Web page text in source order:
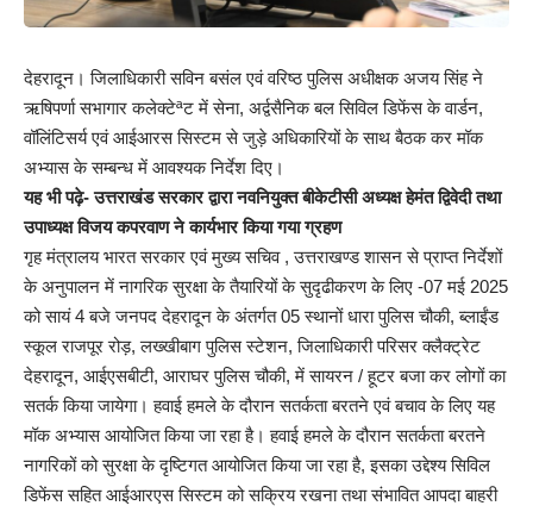
देहरादून। जिलाधिकारी सविन बसंल एवं वरिष्ठ पुलिस अधीक्षक अजय सिंह ने
ऋषिपर्णा सभागार कलेक्टेªट में सेना, अर्द्वसैनिक बल सिविल डिफेंस के वार्डन,
वॉलिंटिसर्य एवं आईआरस सिस्टम से जुड़े अधिकारियों के साथ बैठक कर मॉक
अभ्यास के सम्बन्ध में आवश्यक निर्देश दिए।
यह भी पढ़े-उत्तराखंड सरकार द्वारा नव‌नियुक्त बीकेटीसी अध्यक्ष हेमंत द्विवेदी तथा
उपाध्यक्ष विजय कपरवाण ने कार्यभार किया गया ग्रहण
गृह मंत्रालय भारत सरकार एवं मुख्य सचिव , उत्तराखण्ड शासन से प्राप्त निर्देशों
के अनुपालन में नागरिक सुरक्षा के तैयारियों के सुदृढीकरण के लिए -07 मई 2025
को सायं 4 बजे जनपद देहरादून के अंतर्गत 05 स्थानों धारा पुलिस चौकी, ब्लाईंड
स्कूल राजपूर रोड़, लख्खीबाग पुलिस स्टेशन, जिलाधिकारी परिसर क्लैक्ट्रेट
देहरादून, आईएसबीटी, आराघर पुलिस चौकी, में सायरन / हूटर बजा कर लोगों का
सतर्क किया जायेगा। हवाई हमले के दौरान सतर्कता बरतने एवं बचाव के लिए यह
मॉक अभ्यास आयोजित किया जा रहा है। हवाई हमले के दौरान सतर्कता बरतने
नागरिकों को सुरक्षा के दृष्टिगत आयोजित किया जा रहा है, इसका उद्देश्य सिविल
डिफेंस सहित आईआरएस सिस्टम को सक्रिय रखना तथा संभावित आपदा बाहरी